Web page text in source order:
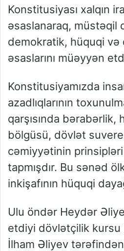
Konstitusiyası xalqın
əsaslanaraq, müstəqil
demokratik, hüquqi və
əsaslarını müəyyən
Konstitusiyamızda
azadlıqlarının
qarşısında bərabərlik,
bölgüsü, dövlət
cəmiyyətinin
tapmışdır. Bu sənəd
inkişafının hüquqi
Ulu öndər Heydər
etdiyi dövlətçilik kursu
İlham Əliyev